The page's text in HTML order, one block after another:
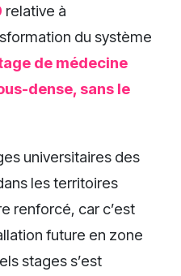
relative à
du système
de médecine
dense, sans le
universitaires des
les territoires
renforcé, car c’est
future en zone
stages s’est